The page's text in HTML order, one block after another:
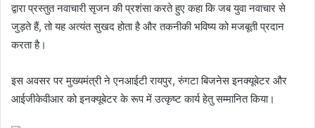
द्वारा प्रस्तुत नवाचारी सृजन की प्रशंसा करते हुए कहा कि जब युवा नवाचार से
जुड़ते हैं, तो यह अत्यंत सुखद होता है और तकनीकी भविष्य को मजबूती प्रदान
करता है।
इस अवसर पर मुख्यमंत्री ने एनआईटी रायपुर, रुंगटा बिजनेस इनक्यूबेटर और
आईजीकेवीआर को इनक्यूबेटर के रूप में उत्कृष्ट कार्य हेतु सम्मानित किया।